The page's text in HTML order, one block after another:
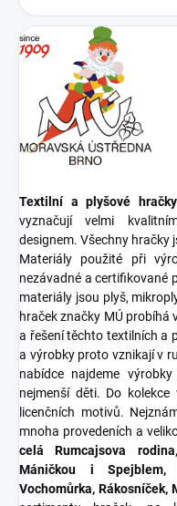
Textilní a plyšové hračky
vyznačují velmi
designem. Všechny hračky
Materiály použité při
nezávadné a certifikované
materiály jsou plyš,
hraček značky MÚ probíhá
a řešení těchto textilních a
a výrobky proto vznikají v
nabídce najdeme
nejmenší děti. Do
licenčních motivů.
mnoha provedeních a
celá Rumcajsova
Máničkou i
Vochomůrka, Rákosníček,